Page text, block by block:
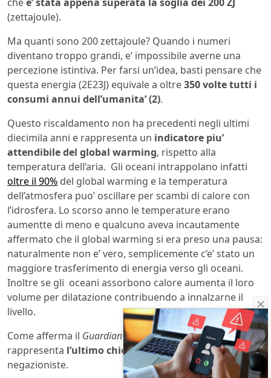
(zettajoule).
Ma quanti sono 200 zettajoule? Quando i numeri
diventano troppo grandi, e’ impossibile averne una
percezione istintiva. Per farsi un’idea, basti pensare che
questa energia (2E23J) equivale a oltre350 volte tutti i
consumi annui dell’umanita’ (2).
Questo riscaldamento non ha precedenti negli ultimi
diecimila anni e rappresenta un indicatore piu’
attendibile del global warming, rispetto alla
temperatura dell’aria. Gli oceani intrappolano infatti
oltre il 90% del global warming e la temperatura
dell’atmosfera puo’ oscillare per scambi di calore con
l’idrosfera. Lo scorso anno le temperature erano
aumentte di meno e qualcuno aveva incautamente
affermato che il global warming si era preso una pausa:
naturalmente non e’ vero, semplicemente c’e’ stato un
maggiore trasferimento di energia verso gli oceani.
Inoltre se gli oceani assorbono calore aumenta il loro
volume per dilatazione contribuendo a innalzarne il
livello.
Come afferma il Guardian, il riscaldamento degli oceani
rappresenta l’ultimo chiodo nella baradelle teorie
negazioniste.